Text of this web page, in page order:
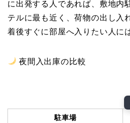
に出発する人であれば、敷地内
テルに最も近く、荷物の出し入
着後すぐに部屋へ入りたい人に
夜間入出庫の比較
駐車場